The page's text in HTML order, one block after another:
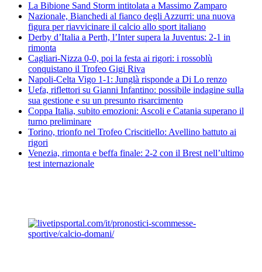
La Bibione Sand Storm intitolata a Massimo Zamparo
Nazionale, Bianchedi al fianco degli Azzurri: una nuova
figura per riavvicinare il calcio allo sport italiano
Derby d’Italia a Perth, l’Inter supera la Juventus: 2-1 in
rimonta
Cagliari-Nizza 0-0, poi la festa ai rigori: i rossoblù
conquistano il Trofeo Gigi Riva
Napoli-Celta Vigo 1-1: Junglà risponde a Di Lo renzo
Uefa, riflettori su Gianni Infantino: possibile indagine sulla
sua gestione e su un presunto risarcimento
Coppa Italia, subito emozioni: Ascoli e Catania superano il
turno preliminare
Torino, trionfo nel Trofeo Criscitiello: Avellino battuto ai
rigori
Venezia, rimonta e beffa finale: 2-2 con il Brest nell’ultimo
test internazionale